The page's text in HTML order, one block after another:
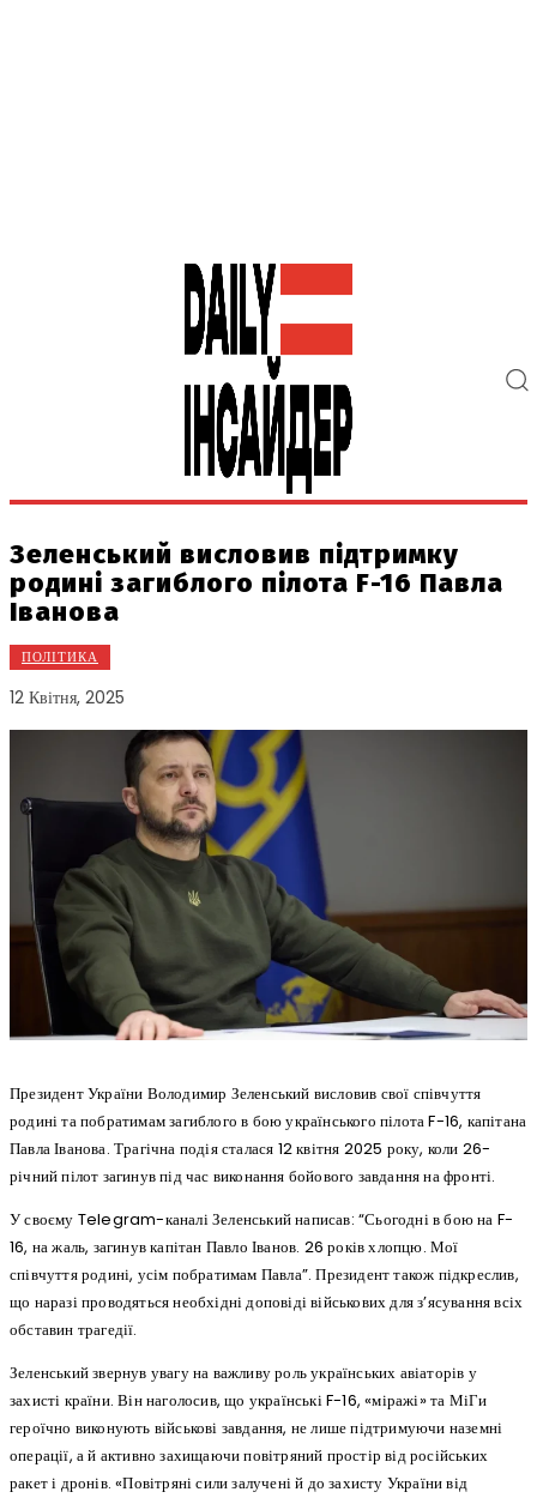
Зеленський висловив підтримку
родині загиблого пілота F-16 Павла
Іванова
ПОЛІТИКА
12 Квітня, 2025
Президент України Володимир Зеленський висловив свої співчуття
родині та побратимам загиблого в бою українського пілота F-16, капітана
Павла Іванова. Трагічна подія сталася 12 квітня 2025 року, коли 26-
річний пілот загинув під час виконання бойового завдання на фронті.
У своєму Telegram-каналі Зеленський написав: “Сьогодні в бою на F-
16, на жаль, загинув капітан Павло Іванов. 26 років хлопцю. Мої
співчуття родині, усім побратимам Павла”. Президент також підкреслив,
що наразі проводяться необхідні доповіді військових для з’ясування всіх
обставин трагедії.
Зеленський звернув увагу на важливу роль українських авіаторів у
захисті країни. Він наголосив, що українські F-16, «міражі» та МіГи
героїчно виконують військові завдання, не лише підтримуючи наземні
операції, а й активно захищаючи повітряний простір від російських
ракет і дронів. «Повітряні сили залучені й до захисту України від